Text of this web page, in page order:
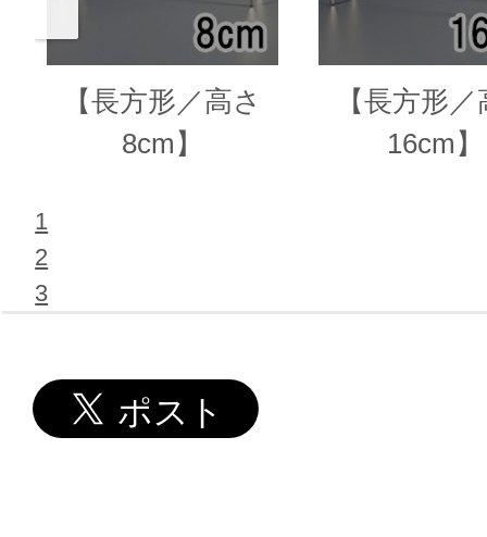
【長方形／高さ
8cm】
【長方形
16cm】
1
2
3